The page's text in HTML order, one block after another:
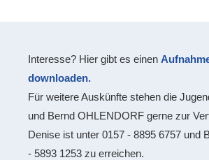
Interesse? Hier gibt es einen
downloaden.
Für weitere Auskünfte stehen die
und Bernd OHLENDORF gerne zur
Denise ist unter 0157 - 8895 6757 und
- 5893 1253 zu erreichen.